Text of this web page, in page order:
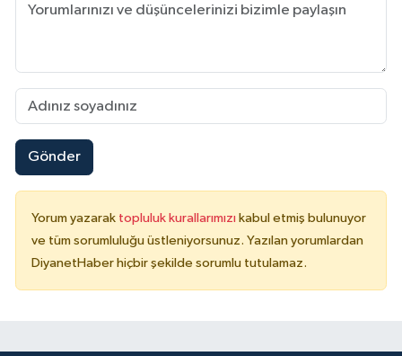
Gönder
Yorum yazarak topluluk kurallarımızı kabul etmiş bulunuyor
ve tüm sorumluluğu üstleniyorsunuz. Yazılan yorumlardan
DiyanetHaber hiçbir şekilde sorumlu tutulamaz.